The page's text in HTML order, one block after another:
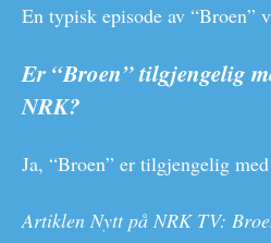
En typisk episode av “Broen”
Er “Broen” tilgjengelig
NRK?
Ja, “Broen” er tilgjengelig
Artiklen Nytt på NRK TV: